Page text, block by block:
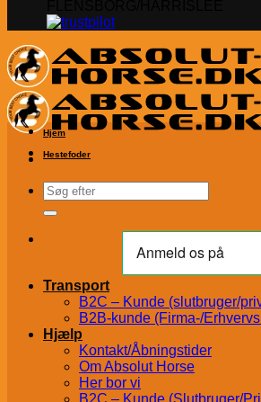
Søg
efter:
Transport
B2C – Kunde (slutbruger/
B2B-kunde (Firma-/
Hjælp
Kontakt/Åbningstider
Om Absolut Horse
Her bor vi
B2C – Kunde (Slutbruger/
Hjem
Hestefoder